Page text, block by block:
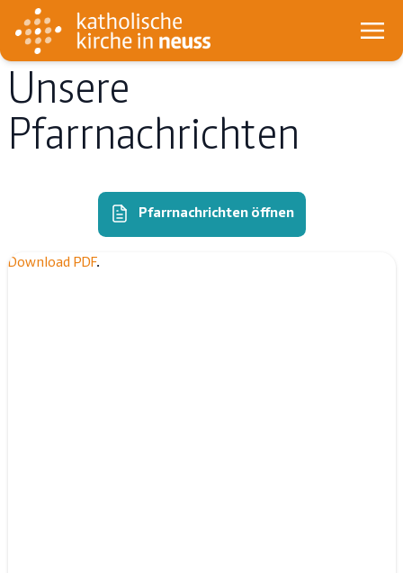
Unsere
Pfarrnachrichten
Pfarrnachrichten öffnen
Download PDF.